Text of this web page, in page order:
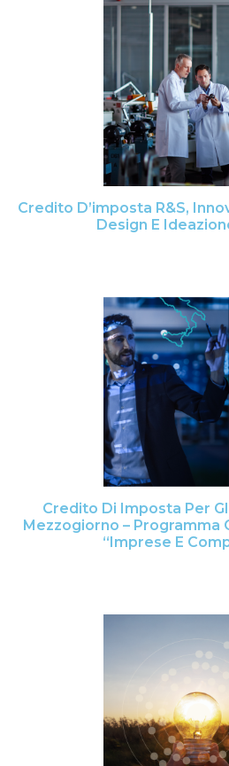
Credito D’imposta R&S,
Design E
Credito Di Imposta Per
Mezzogiorno – Programma
“Imprese E